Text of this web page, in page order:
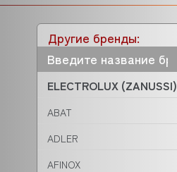
Другие бренды:
ELECTROLUX (ZANUSSI)
ABAT
ADLER
AFINOX